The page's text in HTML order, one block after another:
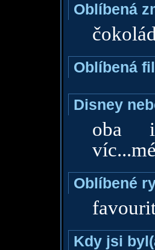
Oblíbená
Oblíbená
Disney
oba i
Oblíbené
Kdy jsi